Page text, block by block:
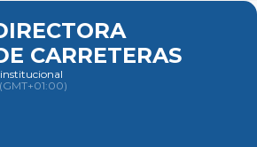
CARRETERAS
(GMT+01:00)